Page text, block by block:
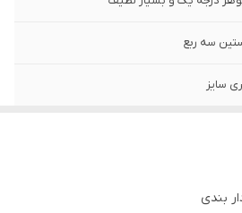
سه ربع
سایز
بندی